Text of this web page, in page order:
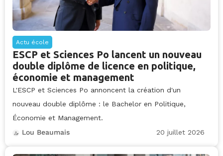
Actu école
ESCP et Sciences Po lancent un nouveau
double diplôme de licence en politique,
économie et management
L'ESCP et Sciences Po annoncent la création d'un
nouveau double diplôme : le Bachelor en Politique,
Économie et Management.
Lou Beaumais
20 juillet 2026